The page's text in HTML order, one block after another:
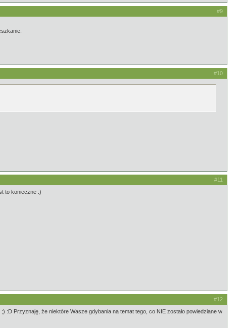
#9
#10
#11
to konieczne :)
#12
:D Przyznaję, że niektóre Wasze gdybania na temat tego, co NIE zostało powiedziane w